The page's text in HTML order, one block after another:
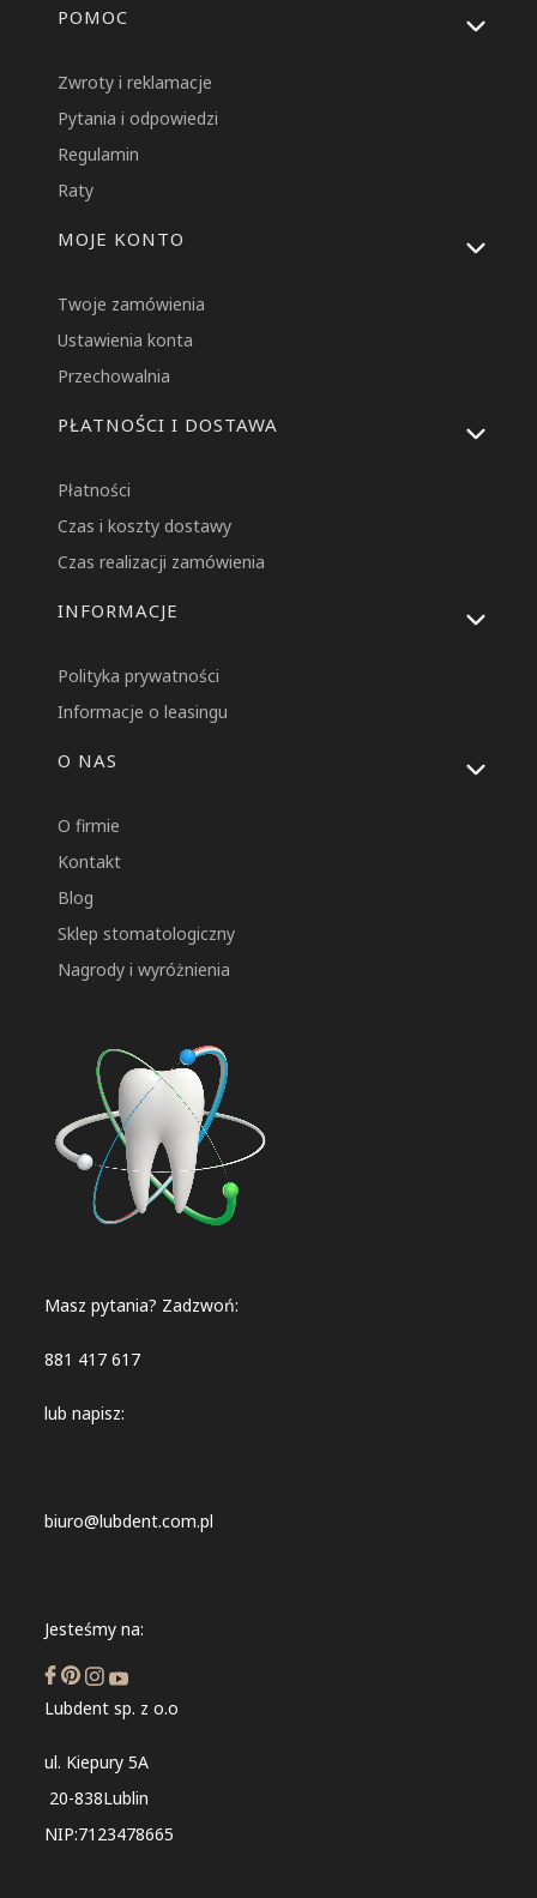
Linki w stopce
POMOC
Zwroty i reklamacje
Pytania i odpowiedzi
Regulamin
Raty
MOJE KONTO
Twoje zamówienia
Ustawienia konta
Przechowalnia
PŁATNOŚCI I DOSTAWA
Płatności
Czas i koszty dostawy
Czas realizacji zamówienia
INFORMACJE
Polityka prywatności
Informacje o leasingu
O NAS
O firmie
Kontakt
Blog
Sklep stomatologiczny
Nagrody i wyróżnienia
Masz pytania? Zadzwoń:
881 417 617
lub napisz:
biuro@lubdent.com.pl
Jesteśmy na:
Lubdent sp. z o.o
ul. Kiepury 5A
20-838Lublin
NIP:7123478665